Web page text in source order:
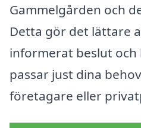
Gammelgården och
Detta gör det lättare
informerat beslut
passar just dina
företagare eller